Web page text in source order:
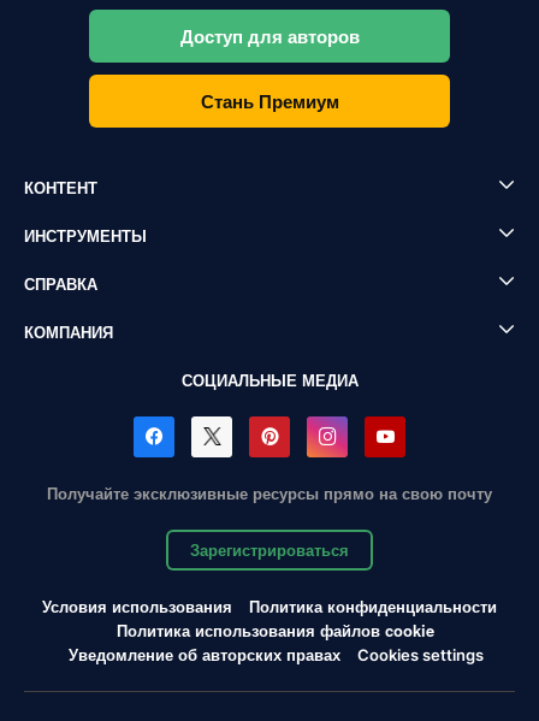
Доступ для авторов
Стань Премиум
КОНТЕНТ
ИНСТРУМЕНТЫ
СПРАВКА
КОМПАНИЯ
СОЦИАЛЬНЫЕ МЕДИА
Получайте эксклюзивные ресурсы прямо на свою почту
Зарегистрироваться
Условия использования
Политика конфиденциальности
Политика использования файлов cookie
Уведомление об авторских правах
Cookies settings